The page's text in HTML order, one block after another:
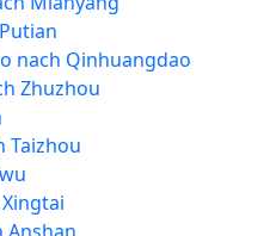
nach Qinhuangdao
Zhuzhou
Taizhou